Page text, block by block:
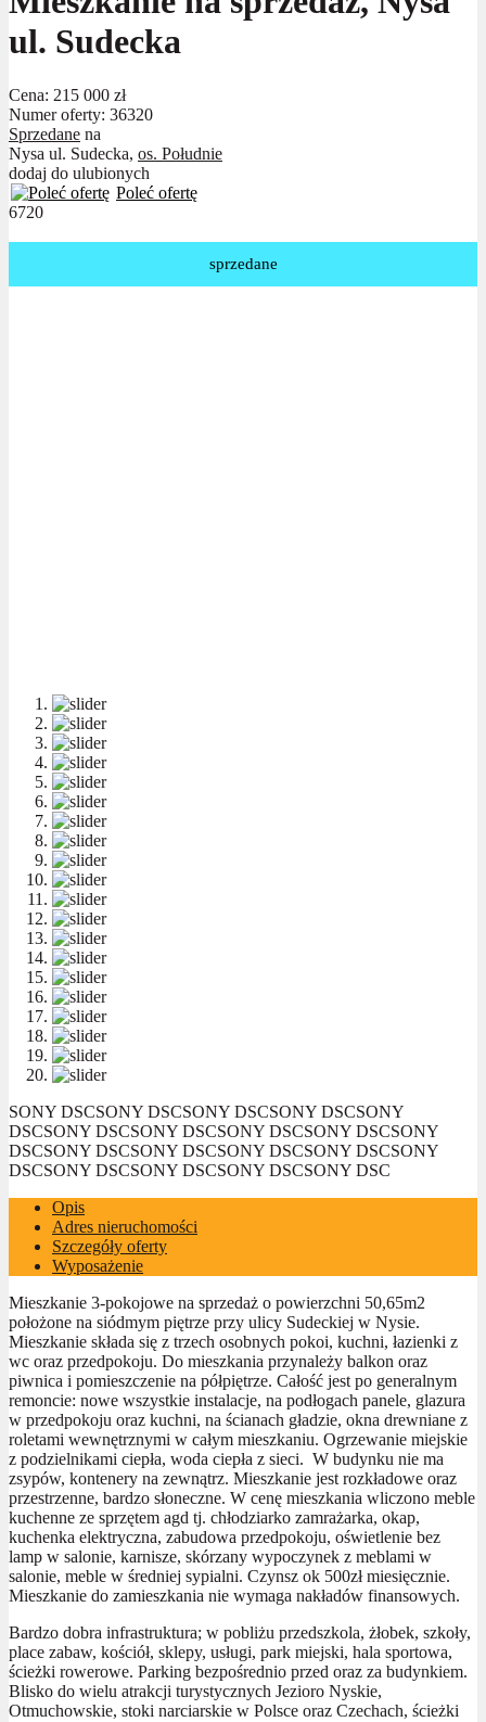
ul. Sudecka
Cena: 215 000 zł
Numer oferty: 36320
Sprzedane na
Nysa ul. Sudecka, os. Południe
dodaj do ulubionych
Poleć ofertę
6720
sprzedane
SONY DSCSONY DSCSONY DSCSONY DSCSONY
DSCSONY DSCSONY DSCSONY DSCSONY DSCSONY
DSCSONY DSCSONY DSCSONY DSCSONY DSCSONY
DSCSONY DSCSONY DSCSONY DSCSONY DSC
Opis
Adres nieruchomości
Szczegóły oferty
Wyposażenie
Mieszkanie 3-pokojowe na sprzedaż o powierzchni 50,65m2
położone na siódmym piętrze przy ulicy Sudeckiej w Nysie.
Mieszkanie składa się z trzech osobnych pokoi, kuchni, łazienki z
wc oraz przedpokoju. Do mieszkania przynależy balkon oraz
piwnica i pomieszczenie na półpiętrze. Całość jest po generalnym
remoncie: nowe wszystkie instalacje, na podłogach panele, glazura
w przedpokoju oraz kuchni, na ścianach gładzie, okna drewniane z
roletami wewnętrznymi w całym mieszkaniu. Ogrzewanie miejskie
z podzielnikami ciepła, woda ciepła z sieci. W budynku nie ma
zsypów, kontenery na zewnątrz. Mieszkanie jest rozkładowe oraz
przestrzenne, bardzo słoneczne. W cenę mieszkania wliczono meble
kuchenne ze sprzętem agd tj. chłodziarko zamrażarka, okap,
kuchenka elektryczna, zabudowa przedpokoju, oświetlenie bez
lamp w salonie, karnisze, skórzany wypoczynek z meblami w
salonie, meble w średniej sypialni. Czynsz ok 500zł miesięcznie.
Mieszkanie do zamieszkania nie wymaga nakładów finansowych.
Bardzo dobra infrastruktura; w pobliżu przedszkola, żłobek, szkoły,
place zabaw, kościół, sklepy, usługi, park miejski, hala sportowa,
ścieżki rowerowe. Parking bezpośrednio przed oraz za budynkiem.
Blisko do wielu atrakcji turystycznych Jezioro Nyskie,
Otmuchowskie, stoki narciarskie w Polsce oraz Czechach, ścieżki